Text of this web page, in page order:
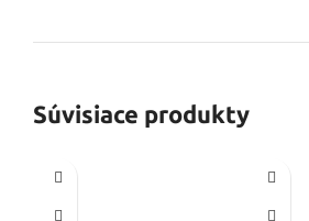
Súvisiace produkty